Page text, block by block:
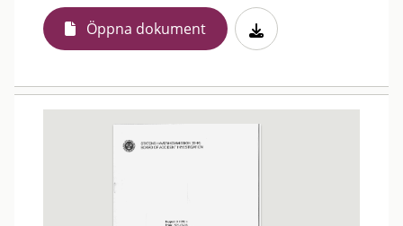
Öppna dokument